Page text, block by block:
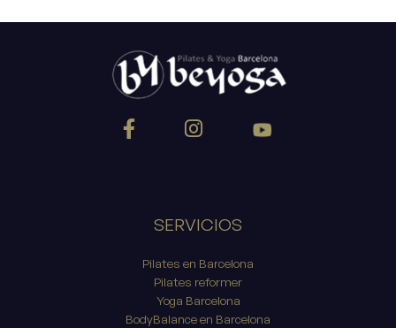
SERVICIOS
Pilates en Barcelona
Pilates reformer
Yoga Barcelona
BodyBalance en Barcelona